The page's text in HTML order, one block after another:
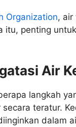
Organization, air
itu, penting
Air
langkah
teratur.
dalam